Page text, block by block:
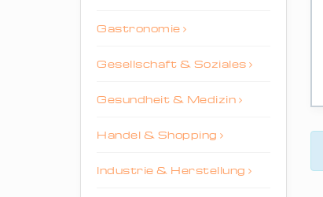
Gastronomie
Gesellschaft & Soziales
Gesundheit & Medizin
Handel & Shopping
Industrie & Herstellung